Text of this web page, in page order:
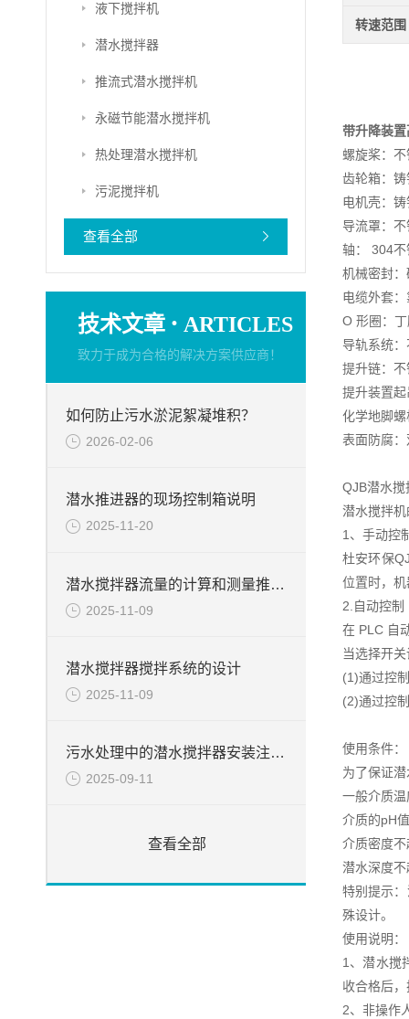
液下搅拌机
潜水搅拌器
推流式潜水搅拌机
永磁节能潜水搅拌机
热处理潜水搅拌机
污泥搅拌机
查看全部
技术文章 · ARTICLES
致力于成为合格的解决方案供应商！
如何防止污水淤泥絮凝堆积？
2026-02-06
潜水推进器的现场控制箱说明
2025-11-20
潜水搅拌器流量的计算和测量推力的试验台介绍
2025-11-09
潜水搅拌器搅拌系统的设计
2025-11-09
污水处理中的潜水搅拌器安装注意事项
2025-09-11
查看全部
转速范围
带升降装
螺旋桨：
齿轮箱：
电机壳：
导流罩：
轴： 304不
机械密封
电缆外套
O 形圈：
导轨系统
提升链：
提升装置
化学地脚
表面防腐
QJB潜水
潜水搅拌
1、手动控
杜安环保
位置时，
2.自动控制
在 PLC 自
当选择开
(1)通过控
(2)通过控
使用条件：
为了保证
一般介质
介质的pH
介质密度
潜水深度
特别提示
殊设计。
使用说明：
1、潜水搅
收合格后
2、非操作